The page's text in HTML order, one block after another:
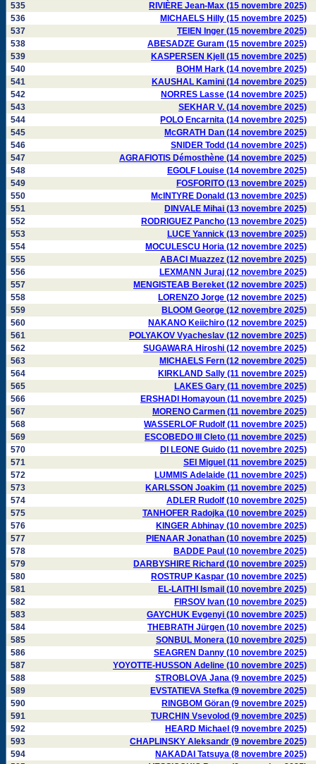
535
RIVIÈRE Jean-Max (15 novembre 2025)
536
MICHAELS Hilly (15 novembre 2025)
537
TEIEN Inger (15 novembre 2025)
538
ABESADZE Guram (15 novembre 2025)
539
KASPERSEN Kjell (15 novembre 2025)
540
BOHM Hark (14 novembre 2025)
541
KAUSHAL Kamini (14 novembre 2025)
542
NORRES Lasse (14 novembre 2025)
543
SEKHAR V. (14 novembre 2025)
544
POLO Encarnita (14 novembre 2025)
545
McGRATH Dan (14 novembre 2025)
546
SNIDER Todd (14 novembre 2025)
547
AGRAFIOTIS Démosthène (14 novembre 2025)
548
EGOLF Louise (14 novembre 2025)
549
FOSFORITO (13 novembre 2025)
550
McINTYRE Donald (13 novembre 2025)
551
DINVALE Mihai (13 novembre 2025)
552
RODRIGUEZ Pancho (13 novembre 2025)
553
LUCE Yannick (13 novembre 2025)
554
MOCULESCU Horia (12 novembre 2025)
555
ABACI Muazzez (12 novembre 2025)
556
LEXMANN Juraj (12 novembre 2025)
557
MENGISTEAB Bereket (12 novembre 2025)
558
LORENZO Jorge (12 novembre 2025)
559
BLOOM George (12 novembre 2025)
560
NAKANO Keiichiro (12 novembre 2025)
561
POLYAKOV Vyacheslav (12 novembre 2025)
562
SUGAWARA Hiroshi (12 novembre 2025)
563
MICHAELS Fern (12 novembre 2025)
564
KIRKLAND Sally (11 novembre 2025)
565
LAKES Gary (11 novembre 2025)
566
ERSHADI Homayoun (11 novembre 2025)
567
MORENO Carmen (11 novembre 2025)
568
WASSERLOF Rudolf (11 novembre 2025)
569
ESCOBEDO III Cleto (11 novembre 2025)
570
DI LEONE Guido (11 novembre 2025)
571
SEI Miguel (11 novembre 2025)
572
LUMMIS Adelaide (11 novembre 2025)
573
KARLSSON Joakim (11 novembre 2025)
574
ADLER Rudolf (10 novembre 2025)
575
TANHOFER Radojka (10 novembre 2025)
576
KINGER Abhinay (10 novembre 2025)
577
PIENAAR Jonathan (10 novembre 2025)
578
BADDE Paul (10 novembre 2025)
579
DARBYSHIRE Richard (10 novembre 2025)
580
ROSTRUP Kaspar (10 novembre 2025)
581
EL-LAITHI Ismail (10 novembre 2025)
582
FIRSOV Ivan (10 novembre 2025)
583
GAYCHUK Evgenyi (10 novembre 2025)
584
THEBRATH Jürgen (10 novembre 2025)
585
SONBUL Monera (10 novembre 2025)
586
SEAGREN Danny (10 novembre 2025)
587
YOYOTTE-HUSSON Adeline (10 novembre 2025)
588
STROBLOVA Jana (9 novembre 2025)
589
EVSTATIEVA Stefka (9 novembre 2025)
590
RINGBOM Göran (9 novembre 2025)
591
TURCHIN Vsevolod (9 novembre 2025)
592
HEARD Michael (9 novembre 2025)
593
CHAPLINSKY Aleksandr (9 novembre 2025)
594
NAKADAI Tatsuya (8 novembre 2025)